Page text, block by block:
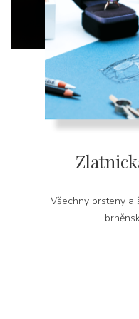
Všechny prsteny a